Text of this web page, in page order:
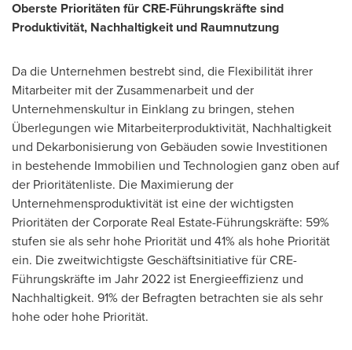
Oberste Prioritäten für CRE-Führungskräfte sind
Produktivität, Nachhaltigkeit und Raumnutzung
Da die Unternehmen bestrebt sind, die Flexibilität ihrer
Mitarbeiter mit der Zusammenarbeit und der
Unternehmenskultur in Einklang zu bringen, stehen
Überlegungen wie Mitarbeiterproduktivität, Nachhaltigkeit
und Dekarbonisierung von Gebäuden sowie Investitionen
in bestehende Immobilien und Technologien ganz oben auf
der Prioritätenliste. Die Maximierung der
Unternehmensproduktivität ist eine der wichtigsten
Prioritäten der Corporate Real Estate-Führungskräfte: 59%
stufen sie als sehr hohe Priorität und 41% als hohe Priorität
ein. Die zweitwichtigste Geschäftsinitiative für CRE-
Führungskräfte im Jahr2022 ist Energieeffizienz und
Nachhaltigkeit. 91% der Befragten betrachten sie als sehr
hohe oder hohe Priorität.